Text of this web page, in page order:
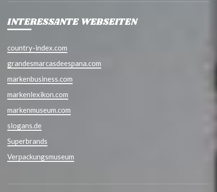
INTERESSANTE WEBSEITEN
country-index.com
grandesmarcasdeespana.com
markenbusiness.com
markenlexikon.com
markenmuseum.com
slogans.de
Superbrands
Verpackungsmuseum